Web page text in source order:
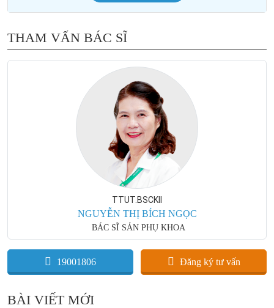
THAM VẤN BÁC SĨ
TTUT.BSCKII
NGUYỄN THỊ BÍCH NGỌC
BÁC SĨ SẢN PHỤ KHOA
19001806 Đăng ký tư vấn
BÀI VIẾT MỚI